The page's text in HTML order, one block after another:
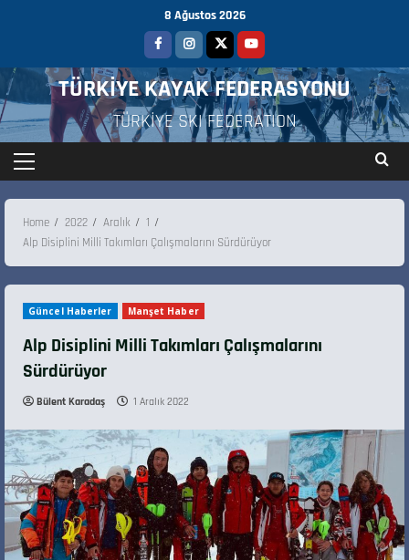
8 Ağustos 2026
TÜRKİYE KAYAK FEDERASYONU
TÜRKİYE SKI FEDERATION
Home 2022 Aralık
1
Alp Disiplini Milli Takımları Çalışmalarını Sürdürüyor
Güncel Haberler Manşet Haber
Alp Disiplini Milli Takımları Çalışmalarını
Sürdürüyor
Bülent Karadaş 1 Aralık 2022